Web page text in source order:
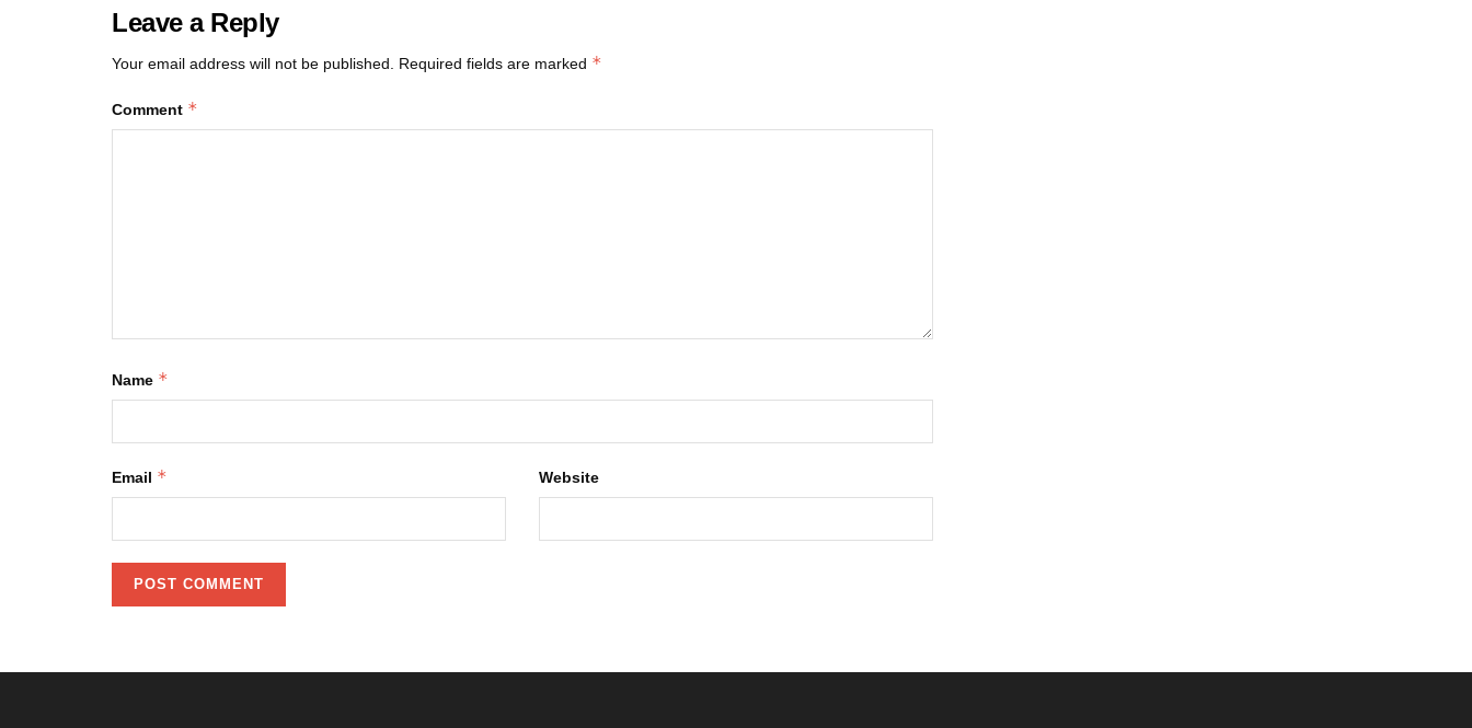
Leave a Reply
Your email address will not be published. Required fields are marked *
Comment *
Name *
Email * Website